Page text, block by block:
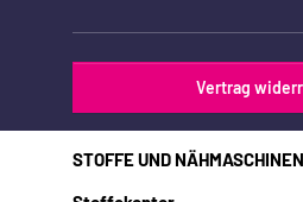
Vertrag
STOFFE UND